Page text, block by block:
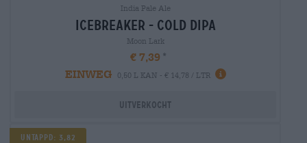
India Pale Ale
icebreaker - cold dipa
Moon Lark
€ 7,39
EINWEG
0,50 L KAN - € 14,78 / LTR
Uitverkocht
Untappd: 3,82